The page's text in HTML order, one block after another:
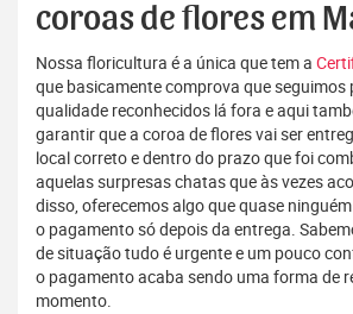
coroas de flores em
Nossa floricultura é a única que tem a
que basicamente comprova que seguimos
qualidade reconhecidos lá fora e aqui
garantir que a coroa de flores vai ser
local correto e dentro do prazo que foi
aquelas surpresas chatas que às vezes
disso, oferecemos algo que quase
o pagamento só depois da entrega.
de situação tudo é urgente e um pouco
o pagamento acaba sendo uma forma de
momento.